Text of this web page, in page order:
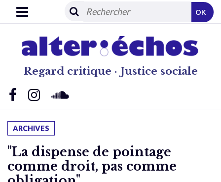
Regard critique · Justice sociale
OK
ARCHIVES
"La dispense de pointage
comme droit, pas comme